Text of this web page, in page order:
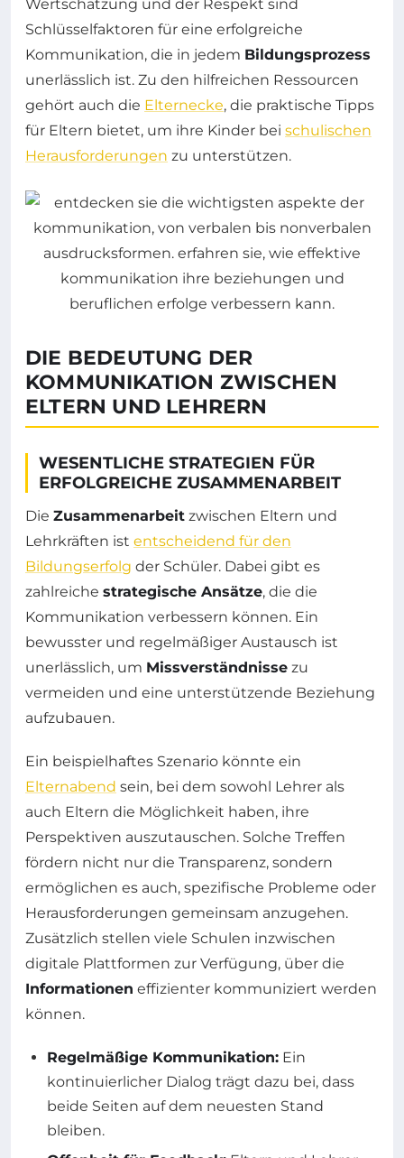
Wertschätzung und der Respekt sind
Schlüsselfaktoren für eine erfolgreiche
Kommunikation, die in jedem Bildungsprozess
unerlässlich ist. Zu den hilfreichen Ressourcen
gehört auch die Elternecke, die praktische Tipps
für Eltern bietet, um ihre Kinder bei schulischen
Herausforderungen zu unterstützen.
DIE BEDEUTUNG DER
KOMMUNIKATION ZWISCHEN
ELTERN UND LEHRERN
WESENTLICHE STRATEGIEN FÜR
ERFOLGREICHE ZUSAMMENARBEIT
Die Zusammenarbeit zwischen Eltern und
Lehrkräften ist entscheidend für den
Bildungserfolg der Schüler. Dabei gibt es
zahlreiche strategische Ansätze, die die
Kommunikation verbessern können. Ein
bewusster und regelmäßiger Austausch ist
unerlässlich, um Missverständnisse zu
vermeiden und eine unterstützende Beziehung
aufzubauen.
Ein beispielhaftes Szenario könnte ein
Elternabend sein, bei dem sowohl Lehrer als
auch Eltern die Möglichkeit haben, ihre
Perspektiven auszutauschen. Solche Treffen
fördern nicht nur die Transparenz, sondern
ermöglichen es auch, spezifische Probleme oder
Herausforderungen gemeinsam anzugehen.
Zusätzlich stellen viele Schulen inzwischen
digitale Plattformen zur Verfügung, über die
Informationen effizienter kommuniziert werden
können.
Regelmäßige Kommunikation: Ein
kontinuierlicher Dialog trägt dazu bei, dass
beide Seiten auf dem neuesten Stand
bleiben.